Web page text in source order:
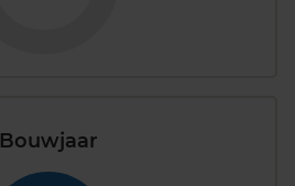
Bouwjaar